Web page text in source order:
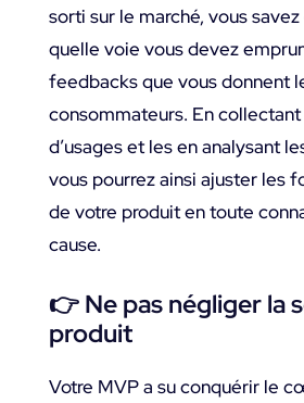
sorti sur le marché, vous savez
quelle voie vous devez
feedbacks que vous donnent
consommateurs. En
d’usages et les en analysant
vous pourrez ainsi ajuster les
de votre produit en toute
cause.
👉 Ne pas négliger la
produit
Votre MVP a su conquérir le